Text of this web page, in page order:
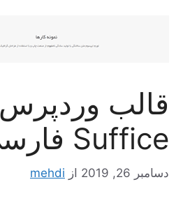
قالب وردپرس
Suffice فارسی
دسامبر 26, 2019 از mehdi